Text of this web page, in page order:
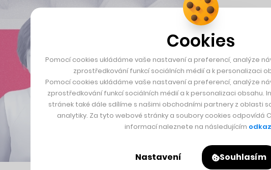
Cookies
Pomocí cookies ukládáme vaše nastavení a preferencí, analýze
zprostředkování funkcí sociálních médií a k personalizaci
Pomocí cookies ukládáme vaše nastavení a preferencí, analýze
zprostředkování funkcí sociálních médií a k personalizaci obsahu.
stránek také dále sdílíme s našimi obchodními partnery z oblasti
analytiky. Za tyto webové stránky a soubory cookies odpovídá
informací naleznete na následujícím
Nastavení Souhlasím